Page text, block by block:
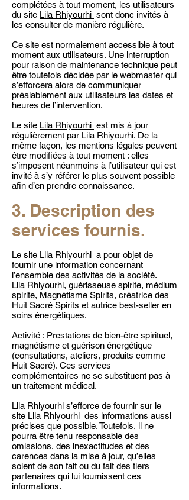
complétées à tout moment, les utilisateurs
du site Lila Rhiyourhi sont donc invités à
les consulter de manière régulière.
Ce site est normalement accessible à tout
moment aux utilisateurs. Une interruption
pour raison de maintenance technique peut
être toutefois décidée par le webmaster qui
s’efforcera alors de communiquer
préalablement aux utilisateurs les dates et
heures de l’intervention.
Le site Lila Rhiyourhi est mis à jour
régulièrement par Lila Rhiyourhi. De la
même façon, les mentions légales peuvent
être modifiées à tout moment : elles
s’imposent néanmoins à l’utilisateur qui est
invité à s’y référer le plus souvent possible
afin d’en prendre connaissance.
3. Description des
services fournis.
Le site Lila Rhiyourhi a pour objet de
fournir une information concernant
l’ensemble des activités de la société.
Lila Rhiyourhi, guérisseuse spirite, médium
spirite, Magnétisme Spirits, créatrice des
Huit Sacré Spirits et autrice best-seller en
soins énergétiques.
Activité : Prestations de bien-être spirituel,
magnétisme et guérison énergétique
(consultations, ateliers, produits comme
Huit Sacré). Ces services
complémentaires ne se substituent pas à
un traitement médical.
Lila Rhiyourhi s’efforce de fournir sur le
site Lila Rhiyourhi des informations aussi
précises que possible. Toutefois, il ne
pourra être tenu responsable des
omissions, des inexactitudes et des
carences dans la mise à jour, qu’elles
soient de son fait ou du fait des tiers
partenaires qui lui fournissent ces
informations.